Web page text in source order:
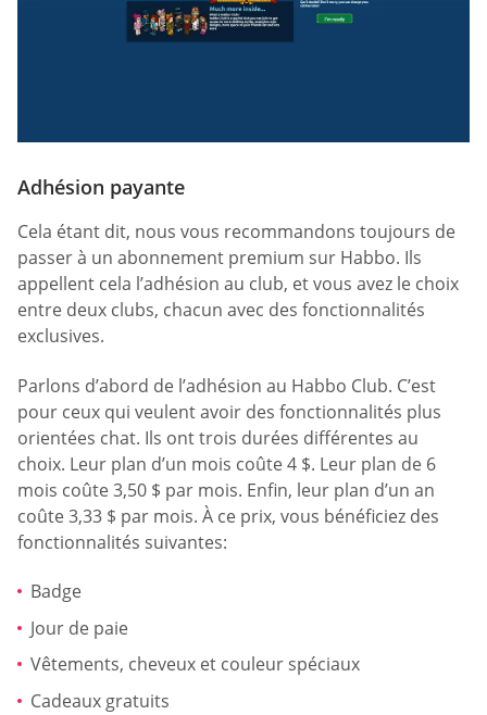
Adhésion payante
Cela étant dit, nous vous recommandons toujours de
passer à un abonnement premium sur Habbo. Ils
appellent cela l’adhésion au club, et vous avez le choix
entre deux clubs, chacun avec des fonctionnalités
exclusives.
Parlons d’abord de l’adhésion au Habbo Club. C’est
pour ceux qui veulent avoir des fonctionnalités plus
orientées chat. Ils ont trois durées différentes au
choix. Leur plan d’un mois coûte 4 $. Leur plan de 6
mois coûte 3,50 $ par mois. Enfin, leur plan d’un an
coûte 3,33 $ par mois. À ce prix, vous bénéficiez des
fonctionnalités suivantes:
Badge
Jour de paie
Vêtements, cheveux et couleur spéciaux
Cadeaux gratuits